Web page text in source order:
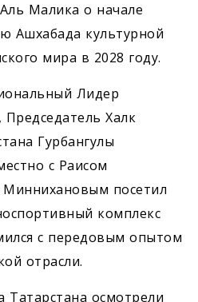
Малика о начале
Ашхабада культурной
мира в 2028 году.
Лидер
Председатель Халк
Гурбангулы
с Раисом
Миннихановым посетил
комплекс
с передовым опытом
отрасли.
Татарстана осмотрели